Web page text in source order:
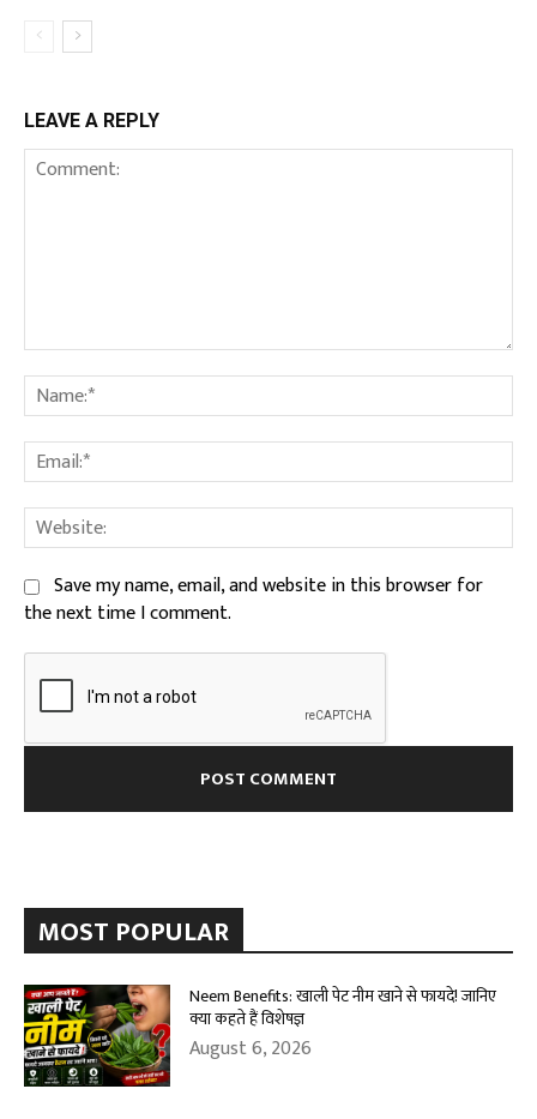
LEAVE A REPLY
Save my name, email, and website in this browser for
the next time I comment.
MOST POPULAR
Neem Benefits: खाली पेट नीम खाने से फायदे! जानिए
क्या कहते हैं विशेषज्ञ
August 6, 2026